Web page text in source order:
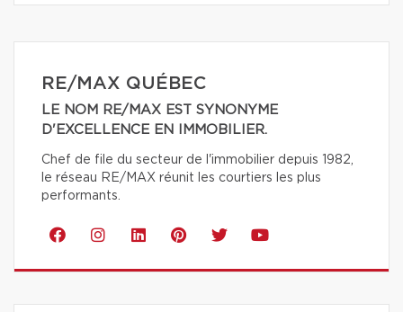
RE/MAX QUÉBEC
LE NOM RE/MAX EST SYNONYME
D'EXCELLENCE EN IMMOBILIER.
Chef de file du secteur de l'immobilier depuis 1982,
le réseau RE/MAX réunit les courtiers les plus
performants.